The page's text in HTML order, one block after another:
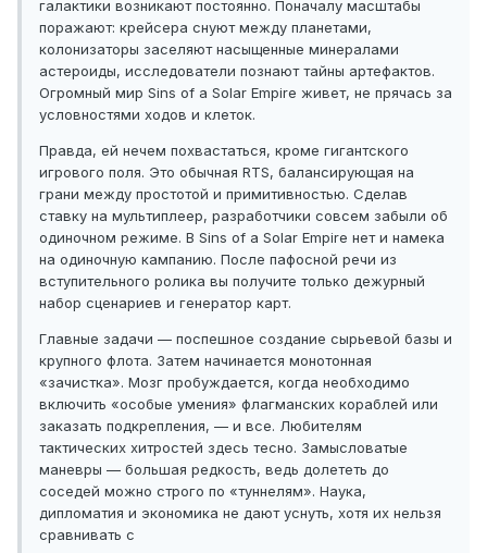
галактики возникают постоянно. Поначалу масштабы
поражают: крейсера снуют между планетами,
колонизаторы заселяют насыщенные минералами
астероиды, исследователи познают тайны артефактов.
Огромный мир Sins of a Solar Empire живет, не прячась за
условностями ходов и клеток.
Правда, ей нечем похвастаться, кроме гигантского
игрового поля. Это обычная RTS, балансирующая на
грани между простотой и примитивностью. Сделав
ставку на мультиплеер, разработчики совсем забыли об
одиночном режиме. В Sins of a Solar Empire нет и намека
на одиночную кампанию. После пафосной речи из
вступительного ролика вы получите только дежурный
набор сценариев и генератор карт.
Главные задачи — поспешное создание сырьевой базы и
крупного флота. Затем начинается монотонная
«зачистка». Мозг пробуждается, когда необходимо
включить «особые умения» флагманских кораблей или
заказать подкрепления, — и все. Любителям
тактических хитростей здесь тесно. Замысловатые
маневры — большая редкость, ведь долететь до
соседей можно строго по «туннелям». Наука,
дипломатия и экономика не дают уснуть, хотя их нельзя
сравнивать с